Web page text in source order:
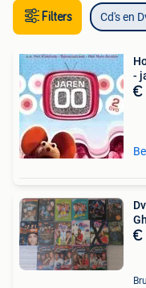
Filters Cd's en
-
€
€